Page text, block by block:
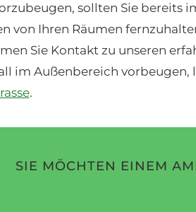
sollten Sie bereits
von Ihren Räumen
Sie Kontakt zu unseren
im Außenbereich vorbeugen,
.
SIE MÖCHTEN EINEM